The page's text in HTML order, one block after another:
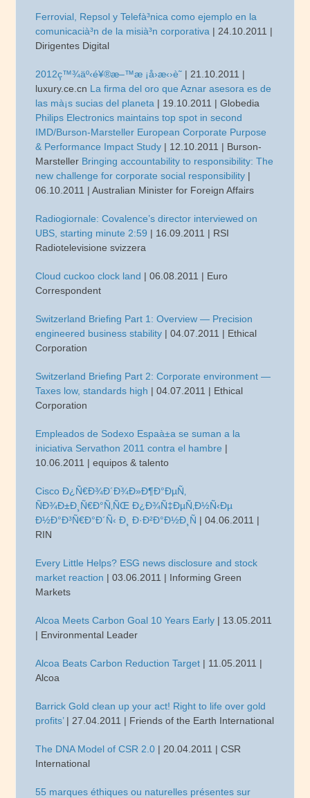
Ferrovial, Repsol y Telefà³nica como ejemplo en la
comunicacià³n de la misià³n corporativa | 24.10.2011 |
Dirigentes Digital
2012ç™¾äº‹é¥®æ–™æ ¡å›­æ‹›è˜ | 21.10.2011 |
luxury.ce.cn La firma del oro que Aznar asesora es de
las mà¡s sucias del planeta | 19.10.2011 | Globedia
Philips Electronics maintains top spot in second
IMD/Burson-Marsteller European Corporate Purpose
& Performance Impact Study | 12.10.2011 | Burson-
Marsteller Bringing accountability to responsibility: The
new challenge for corporate social responsibility |
06.10.2011 | Australian Minister for Foreign Affairs
Radiogiornale: Covalence’s director interviewed on
UBS, starting minute 2:59 | 16.09.2011 | RSI
Radiotelevisione svizzera
Cloud cuckoo clock land | 06.08.2011 | Euro
Correspondent
Switzerland Briefing Part 1: Overview — Precision
engineered business stability | 04.07.2011 | Ethical
Corporation
Switzerland Briefing Part 2: Corporate environment —
Taxes low, standards high | 04.07.2011 | Ethical
Corporation
Empleados de Sodexo Espaà±a se suman a la
iniciativa Servathon 2011 contra el hambre |
10.06.2011 | equipos & talento
Cisco Ð¿Ñ€Ð¾Ð´Ð¾Ð»Ð¶Ð°ÐµÑ‚
ÑÐ¾Ð±Ð¸Ñ€Ð°Ñ‚ÑŒ Ð¿Ð¾Ñ‡ÐµÑ‚Ð½Ñ‹Ðµ
Ð½Ð°Ð³Ñ€Ð°Ð´Ñ‹ Ð¸ Ð·Ð²Ð°Ð½Ð¸Ñ | 04.06.2011 |
RIN
Every Little Helps? ESG news disclosure and stock
market reaction | 03.06.2011 | Informing Green
Markets
Alcoa Meets Carbon Goal 10 Years Early | 13.05.2011
| Environmental Leader
Alcoa Beats Carbon Reduction Target | 11.05.2011 |
Alcoa
Barrick Gold clean up your act! Right to life over gold
profits’| 27.04.2011 | Friends of the Earth International
The DNA Model of CSR 2.0 | 20.04.2011 | CSR
International
55 marques éthiques ou naturelles présentes sur